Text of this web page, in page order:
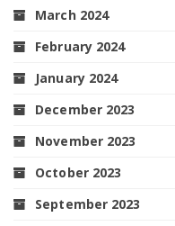
March 2024
February 2024
January 2024
December 2023
November 2023
October 2023
September 2023